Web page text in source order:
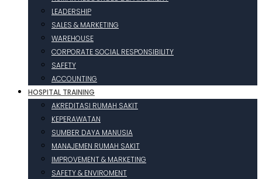
LEADERSHIP
SALES & MARKETING
WAREHOUSE
CORPORATE SOCIAL RESPONSIBILITY
SAFETY
ACCOUNTING
HOSPITAL TRAINING
AKREDITASI RUMAH SAKIT
KEPERAWATAN
SUMBER DAYA MANUSIA
MANAJEMEN RUMAH SAKIT
IMPROVEMENT & MARKETING
SAFETY & ENVIROMENT